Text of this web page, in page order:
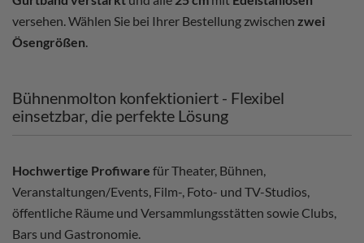
versehen. Wählen Sie bei Ihrer Bestellung zwischen zwei
Ösengrößen.
Bühnenmolton konfektioniert - Flexibel
einsetzbar, die perfekte Lösung
Hochwertige Profiware für Theater, Bühnen,
Veranstaltungen/Events, Film-, Foto- und TV-Studios,
öffentliche Räume und Versammlungsstätten sowie Clubs,
Bars und Gastronomie.